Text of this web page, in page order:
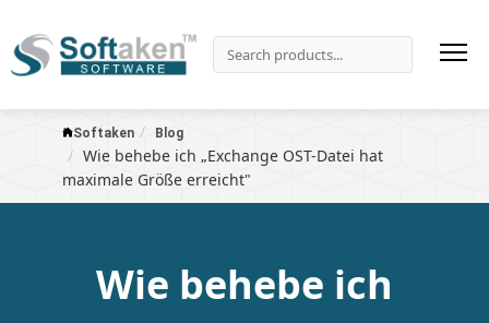
Softaken Blog
Wie behebe ich „Exchange OST-Datei hat
maximale Größe erreicht"
Wie behebe ich